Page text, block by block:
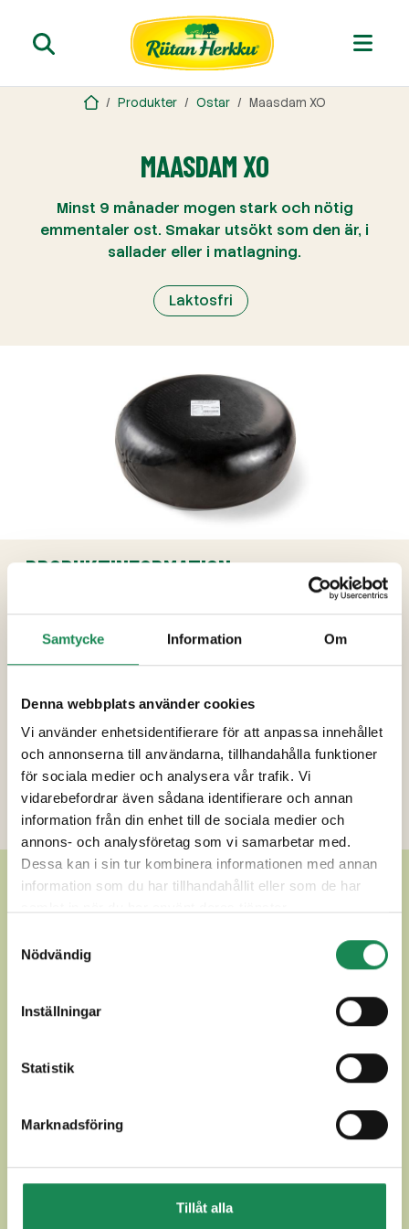
Samtycke Information Om
Denna webbplats använder cookies
Vi använder enhetsidentifierare för att anpassa innehållet
och annonserna till användarna, tillhandahålla funktioner
för sociala medier och analysera vår trafik. Vi
vidarebefordrar även sådana identifierare och annan
information från din enhet till de sociala medier och
annons- och analysföretag som vi samarbetar med.
Dessa kan i sin tur kombinera informationen med annan
information som du har tillhandahållit eller som de har
Nödvändig
Inställningar
Statistik
Marknadsföring
Tillåt alla
Produkter Ostar Maasdam XO
MAASDAM XO
Minst 9 månader mogen stark och nötig
emmentaler ost. Smakar utsökt som den är, i
sallader eller i matlagning.
Laktosfri
PRODUKTINFORMATION
Ingredienser
Pastöriserad ko mjölk, salt, syrakultur, löpe
Förpackningsstorlekar
Specialdieter
Näringsinnehåll
Ytterligare uppgifter
ANDRA LÄCKRA ANDRA